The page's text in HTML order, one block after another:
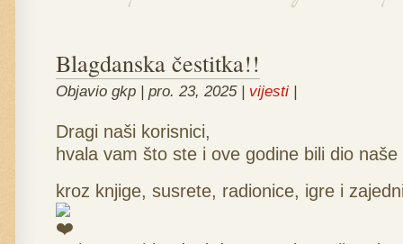
Blagdanska čestitka!!
Objavio gkp | pro. 23, 2025 | vijesti|
Dragi naši korisnici,
hvala vam što ste i ove godine bili dio
kroz knjige, susrete, radionice, igre i